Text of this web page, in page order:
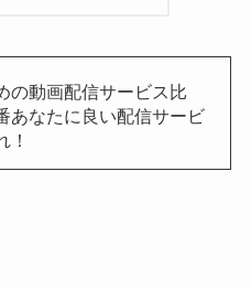
の動画配信サービス比
なたに良い配信サービ
！